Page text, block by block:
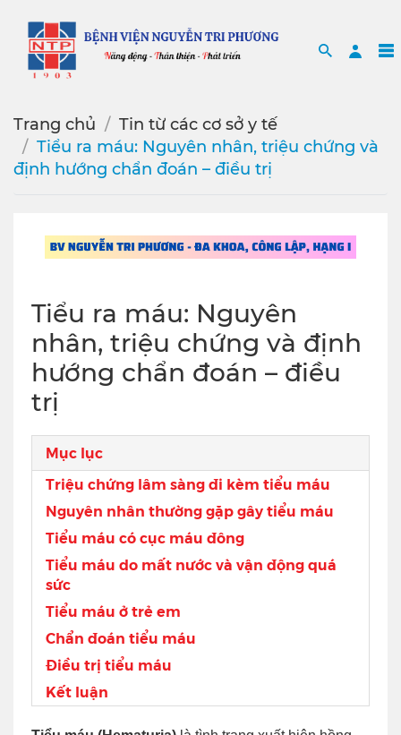
Search
Trang chủ
Tin từ các cơ sở y tế
Tiểu ra máu: Nguyên nhân, triệu chứng và
định hướng chẩn đoán – điều trị
Tiểu ra máu: Nguyên
nhân, triệu chứng và định
hướng chẩn đoán – điều
trị
Mục lục
Triệu chứng lâm sàng đi kèm tiểu máu
Nguyên nhân thường gặp gây tiểu máu
Tiểu máu có cục máu đông
Tiểu máu do mất nước và vận động quá
sức
Tiểu máu ở trẻ em
Chẩn đoán tiểu máu
Điều trị tiểu máu
Kết luận